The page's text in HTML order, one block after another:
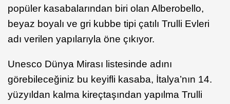
popüler kasabalarından biri olan Alberobello,
beyaz boyalı ve gri kubbe tipi çatılı Trulli Evleri
adı verilen yapılarıyla öne çıkıyor.
Unesco Dünya Mirası listesinde adını
görebileceğiniz bu keyifli kasaba, İtalya’nın 14.
yüzyıldan kalma kireçtaşından yapılma Trulli